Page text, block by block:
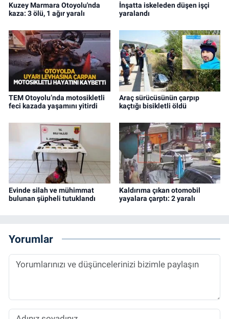
Kuzey Marmara Otoyolu'nda
kaza: 3 ölü, 1 ağır yaralı
İnşatta iskeleden düşen işçi
yaralandı
TEM Otoyolu’nda motosikletli
feci kazada yaşamını yitirdi
Araç sürücüsünün çarpıp
kaçtığı bisikletli öldü
Evinde silah ve mühimmat
bulunan şüpheli tutuklandı
Kaldırıma çıkan otomobil
yayalara çarptı: 2 yaralı
Yorumlar